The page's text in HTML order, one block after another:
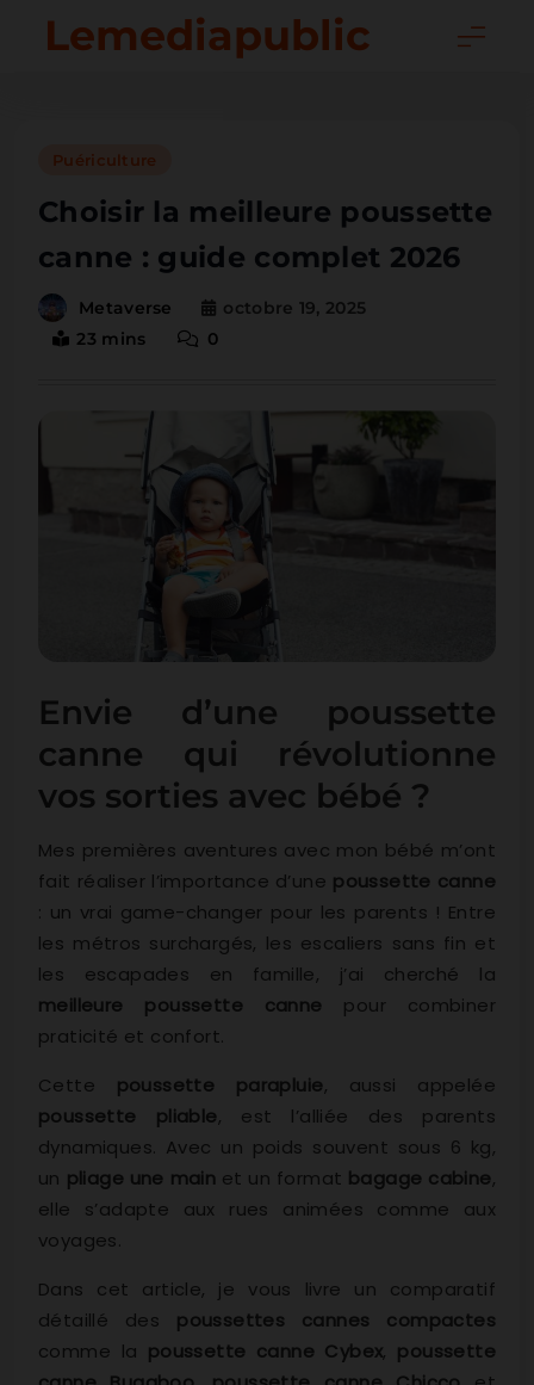
Lemediapublic
Puériculture
Choisir la meilleure poussette
canne : guide complet 2026
Metaverse
octobre 19, 2025
23 mins
0
Envie d’une poussette
canne qui révolutionne
vos sorties avec bébé ?
Mes premières aventures avec mon bébé m’ont
fait réaliser l’importance d’une poussette canne
: un vrai game-changer pour les parents ! Entre
les métros surchargés, les escaliers sans fin et
les escapades en famille, j’ai cherché la
meilleure poussette canne pour combiner
praticité et confort.
Cette poussette parapluie, aussi appelée
poussette pliable, est l’alliée des parents
dynamiques. Avec un poids souvent sous 6 kg,
un pliage une main et un format bagage cabine,
elle s’adapte aux rues animées comme aux
voyages.
Dans cet article, je vous livre un comparatif
détaillé des poussettes cannes compactes
comme la poussette canne Cybex, poussette